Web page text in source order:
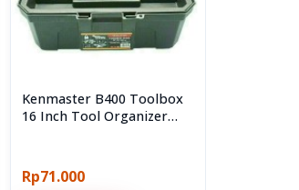
Kenmaster B400 Toolbox
16 Inch Tool Organizer
Rp71.000